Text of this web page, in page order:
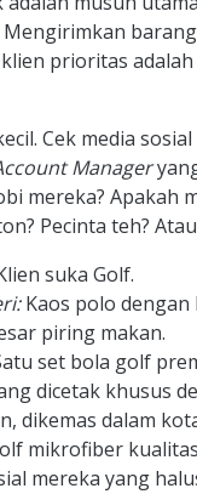
prioritas
Cek media
Manager
mereka? Apakah
Pecinta teh?
suka Golf.
Kaos polo dengan
piring makan.
set bola golf
dicetak khusus
dikemas dalam
mikrofiber
mereka yang